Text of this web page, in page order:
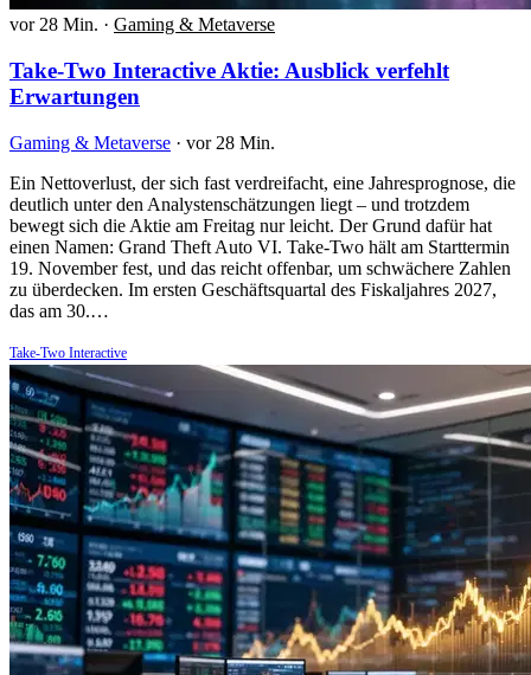
vor 28 Min. · Gaming & Metaverse
Take-Two Interactive Aktie: Ausblick verfehlt
Erwartungen
Gaming & Metaverse · vor 28 Min.
Ein Nettoverlust, der sich fast verdreifacht, eine Jahresprognose, die
deutlich unter den Analystenschätzungen liegt – und trotzdem
bewegt sich die Aktie am Freitag nur leicht. Der Grund dafür hat
einen Namen: Grand Theft Auto VI. Take-Two hält am Starttermin
19. November fest, und das reicht offenbar, um schwächere Zahlen
zu überdecken. Im ersten Geschäftsquartal des Fiskaljahres 2027,
das am 30.…
Take-Two Interactive